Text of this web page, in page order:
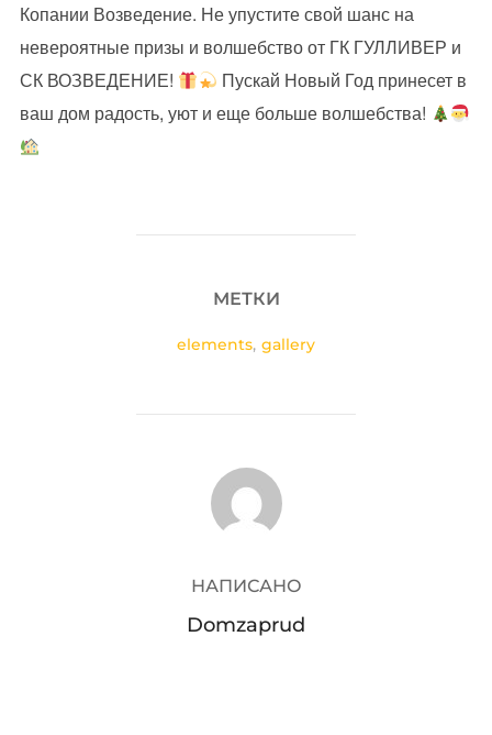
Копании Возведение. Не упустите свой шанс на
невероятные призы и волшебство от ГК ГУЛЛИВЕР и
СК ВОЗВЕДЕНИЕ!
Пускай Новый Год принесет в
ваш дом радость, уют и еще больше волшебства!
МЕТКИ
elements, gallery
АВТОР ЗАПИСИ
НАПИСАНО
Domzaprud